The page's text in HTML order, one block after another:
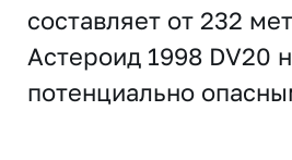
составляет от 232
Астероид 1998 DV20
потенциально